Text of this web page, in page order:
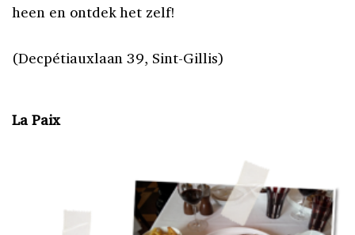
heen en ontdek het zelf!
(Decpétiauxlaan 39, Sint-Gillis)
La Paix